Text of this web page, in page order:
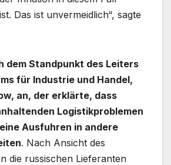
Das ist unvermeidlich“, sagte
dem Standpunkt des Leiters
für Industrie und Handel,
an, der erklärte, dass
Logistikproblemen
Ausfuhren in andere
. Nach Ansicht des
die russischen Lieferanten